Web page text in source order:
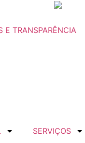
E TRANSPARÊNCIA
SERVIÇOS